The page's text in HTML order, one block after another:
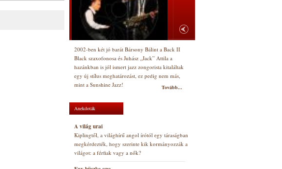
2002-ben két jó barát Bársony Bálint a Back II
Black szaxofonosa és Juhász „Jack” Attila a
hazánkban is jól ismert jazz zongorista kitaláltak
egy új stílus meghatározást, ez pedig nem más,
mint a Sunshine Jazz!
Tovább...
Anekdoták
A világ urai
Kiplingtől, a világhírű angol írótól egy táraságban
megkérdezték, hogy szerinte kik kormányozzák a
világot: a férfiak vagy a nők?